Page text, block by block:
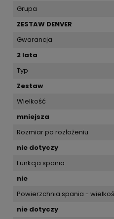
Grupa
ZESTAW DENVER
Gwarancja
2 lata
Typ
Zestaw
Wielkość
mniejsza
Rozmiar po rozłożeniu
nie dotyczy
Funkcja spania
nie
Powierzchnia spania -
nie dotyczy